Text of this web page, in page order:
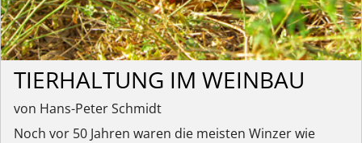
TIERHALTUNG IM WEINBAU
von Hans-Peter Schmidt
Noch vor 50 Jahren waren die meisten Winzer wie